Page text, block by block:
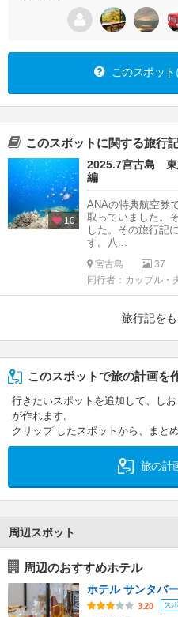
このスポッ
このスポットに関する旅行
10
2025.7宮古島 東
編
ANAの特典航空券
取っていました。
した。その旅行記
す。八...
宮古島 37
同行者：カップル・
旅行記を
このスポットで旅の計画を
行きたいスポットを追加して、し
が作れます。
クリップ したスポットから、まと
旅の計
周辺スポット
周辺のおすすめホテル
ホテル サンタバ
3.20 ス